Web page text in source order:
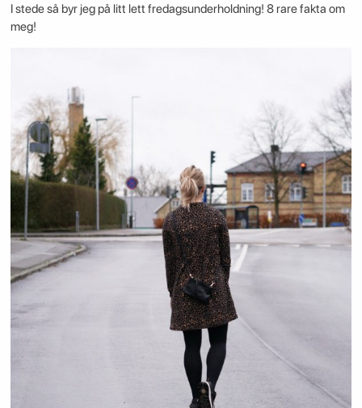
I stede så byr jeg på litt lett fredagsunderholdning! 8 rare fakta om
meg!